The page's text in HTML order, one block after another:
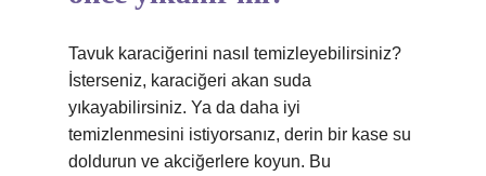
Tavuk karaciğerini nasıl temizleyebilirsiniz?
İsterseniz, karaciğeri akan suda
yıkayabilirsiniz. Ya da daha iyi
temizlenmesini istiyorsanız, derin bir kase su
doldurun ve akciğerlere koyun. Bu